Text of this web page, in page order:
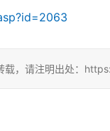
载，请注明出处：